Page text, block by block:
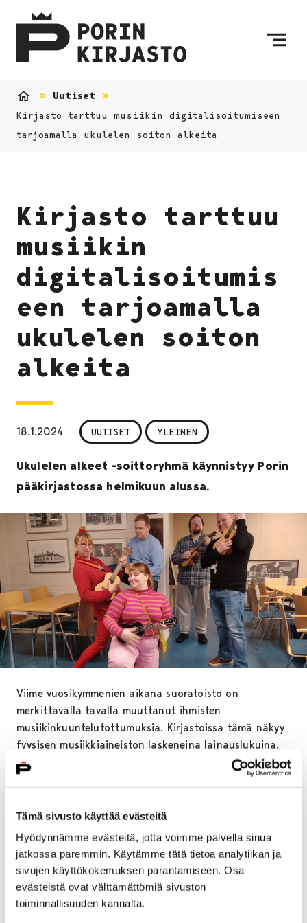
Tämä sivusto käyttää evästeitä
Hyödynnämme evästeitä, jotta voimme palvella sinua
jatkossa paremmin. Käytämme tätä tietoa analytiikan ja
sivujen käyttökokemuksen parantamiseen. Osa
evästeistä ovat välttämättömiä sivuston
toiminnallisuuden kannalta.
Uutiset
Kirjasto tarttuu musiikin digitalisoitumiseen
tarjoamalla ukulelen soiton alkeita
Kirjasto tarttuu
musiikin
digitalisoitumis
een tarjoamalla
ukulelen soiton
alkeita
18.1.2024 UUTISET YLEINEN
Ukulelen alkeet -soittoryhmä käynnistyy Porin
pääkirjastossa helmikuun alussa.
Viime vuosikymmenien aikana suoratoisto on
merkittävällä tavalla muuttanut ihmisten
musiikinkuuntelutottumuksia. Kirjastoissa tämä näkyy
fyysisen musiikkiaineiston laskeneina lainauslukuina.
Porin pääkirjastossa onkin maaliskuusta 2023 lähtien
Kaikille avoin ryhmä kokoontuu ensimmäisen kerran
jälleen helmikuun alussa.
Kirjastossa musiikki koetaan edelleen tärkeänä
kulttuuri-ilmiönä sekä yhtenä keinona tuottaa
positiivisia yhteisöllisyyden ja onnistumisen tunteita
asiakkaille. Ukuleleryhmän vetäjänä toimii